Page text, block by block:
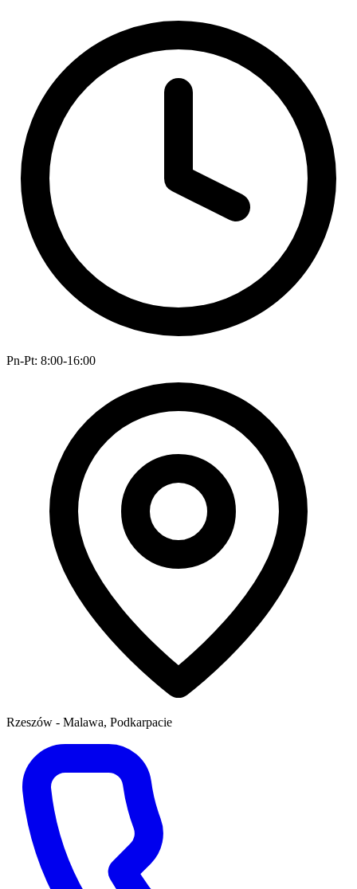
Pn-Pt: 8:00-16:00
Rzeszów - Malawa, Podkarpacie